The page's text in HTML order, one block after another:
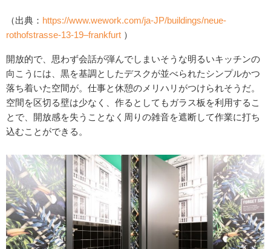
（出典： https://www.wework.com/ja-JP/buildings/neue-
rothofstrasse-13-19–frankfurt ）
開放的で、思わず会話が弾んでしまいそうな明るいキッチンの
向こうには、黒を基調としたデスクが並べられたシンプルかつ
落ち着いた空間が。仕事と休憩のメリハリがつけられそうだ。
空間を区切る壁は少なく、作るとしてもガラス板を利用するこ
とで、開放感を失うことなく周りの雑音を遮断して作業に打ち
込むことができる。